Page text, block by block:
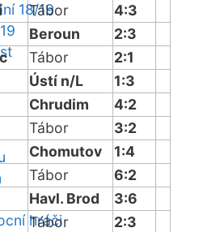
18/19
hráči
Tábor
4:3
Beroun
2:3
Tábor
2:1
Ústí n/L
1:3
Chrudim
4:2
Tábor
3:2
Chomutov
1:4
Tábor
6:2
Havl. Brod
3:6
Tábor
2:3